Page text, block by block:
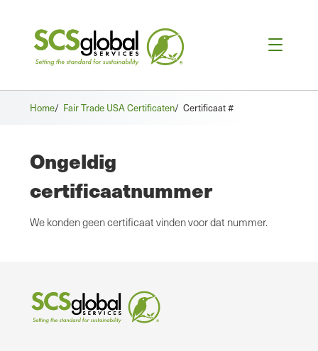
Home/ Fair Trade USA Certificaten/ Certificaat #
Ongeldig
certificaatnummer
We konden geen certificaat vinden voor dat nummer.